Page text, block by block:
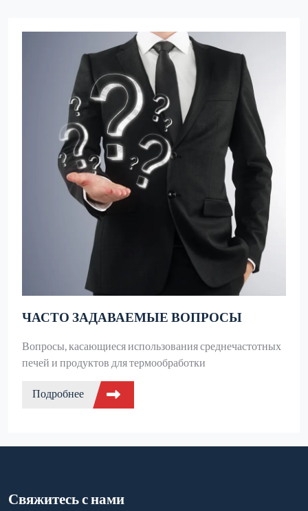
ЧАСТО ЗАДАВАЕМЫЕ ВОПРОСЫ
Вопросы, касающиеся использования среднечастотных
печей и продуктов для термообработки
Подробнее
Свяжитесь с нами